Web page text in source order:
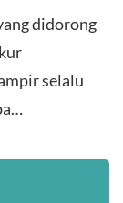
didorong
selalu